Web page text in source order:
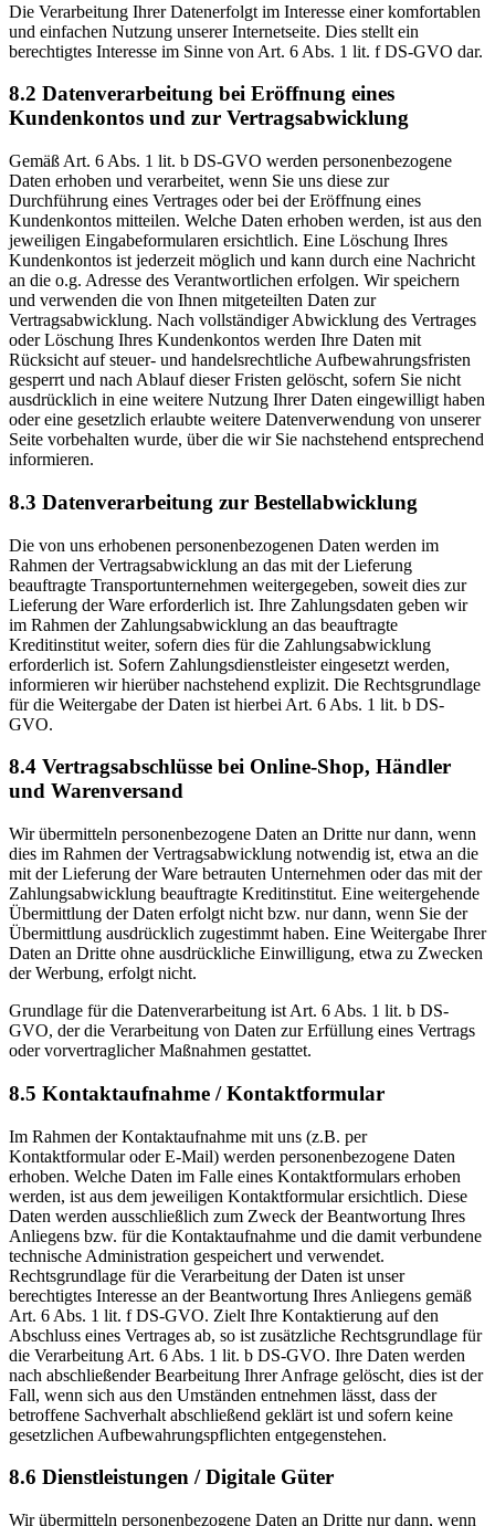
Die Verarbeitung Ihrer Datenerfolgt im Interesse einer komfortablen
und einfachen Nutzung unserer Internetseite. Dies stellt ein
berechtigtes Interesse im Sinne von Art. 6 Abs. 1 lit. f DS-GVO dar.
8.2 Datenverarbeitung bei Eröffnung eines
Kundenkontos und zur Vertragsabwicklung
Gemäß Art. 6 Abs. 1 lit. b DS-GVO werden personenbezogene
Daten erhoben und verarbeitet, wenn Sie uns diese zur
Durchführung eines Vertrages oder bei der Eröffnung eines
Kundenkontos mitteilen. Welche Daten erhoben werden, ist aus den
jeweiligen Eingabeformularen ersichtlich. Eine Löschung Ihres
Kundenkontos ist jederzeit möglich und kann durch eine Nachricht
an die o.g. Adresse des Verantwortlichen erfolgen. Wir speichern
und verwenden die von Ihnen mitgeteilten Daten zur
Vertragsabwicklung. Nach vollständiger Abwicklung des Vertrages
oder Löschung Ihres Kundenkontos werden Ihre Daten mit
Rücksicht auf steuer- und handelsrechtliche Aufbewahrungsfristen
gesperrt und nach Ablauf dieser Fristen gelöscht, sofern Sie nicht
ausdrücklich in eine weitere Nutzung Ihrer Daten eingewilligt haben
oder eine gesetzlich erlaubte weitere Datenverwendung von unserer
Seite vorbehalten wurde, über die wir Sie nachstehend entsprechend
informieren.
8.3 Datenverarbeitung zur Bestellabwicklung
Die von uns erhobenen personenbezogenen Daten werden im
Rahmen der Vertragsabwicklung an das mit der Lieferung
beauftragte Transportunternehmen weitergegeben, soweit dies zur
Lieferung der Ware erforderlich ist. Ihre Zahlungsdaten geben wir
im Rahmen der Zahlungsabwicklung an das beauftragte
Kreditinstitut weiter, sofern dies für die Zahlungsabwicklung
erforderlich ist. Sofern Zahlungsdienstleister eingesetzt werden,
informieren wir hierüber nachstehend explizit. Die Rechtsgrundlage
für die Weitergabe der Daten ist hierbei Art. 6 Abs. 1 lit. b DS-
GVO.
8.4 Vertragsabschlüsse bei Online-Shop, Händler
und Warenversand
Wir übermitteln personenbezogene Daten an Dritte nur dann, wenn
dies im Rahmen der Vertragsabwicklung notwendig ist, etwa an die
mit der Lieferung der Ware betrauten Unternehmen oder das mit der
Zahlungsabwicklung beauftragte Kreditinstitut. Eine weitergehende
Übermittlung der Daten erfolgt nicht bzw. nur dann, wenn Sie der
Übermittlung ausdrücklich zugestimmt haben. Eine Weitergabe Ihrer
Daten an Dritte ohne ausdrückliche Einwilligung, etwa zu Zwecken
der Werbung, erfolgt nicht.
Grundlage für die Datenverarbeitung ist Art. 6 Abs. 1 lit. b DS-
GVO, der die Verarbeitung von Daten zur Erfüllung eines Vertrags
oder vorvertraglicher Maßnahmen gestattet.
8.5 Kontaktaufnahme / Kontaktformular
Im Rahmen der Kontaktaufnahme mit uns (z.B. per
Kontaktformular oder E-Mail) werden personenbezogene Daten
erhoben. Welche Daten im Falle eines Kontaktformulars erhoben
werden, ist aus dem jeweiligen Kontaktformular ersichtlich. Diese
Daten werden ausschließlich zum Zweck der Beantwortung Ihres
Anliegens bzw. für die Kontaktaufnahme und die damit verbundene
technische Administration gespeichert und verwendet.
Rechtsgrundlage für die Verarbeitung der Daten ist unser
berechtigtes Interesse an der Beantwortung Ihres Anliegens gemäß
Art. 6 Abs. 1 lit. f DS-GVO. Zielt Ihre Kontaktierung auf den
Abschluss eines Vertrages ab, so ist zusätzliche Rechtsgrundlage für
die Verarbeitung Art. 6 Abs. 1 lit. b DS-GVO. Ihre Daten werden
nach abschließender Bearbeitung Ihrer Anfrage gelöscht, dies ist der
Fall, wenn sich aus den Umständen entnehmen lässt, dass der
betroffene Sachverhalt abschließend geklärt ist und sofern keine
gesetzlichen Aufbewahrungspflichten entgegenstehen.
8.6 Dienstleistungen / Digitale Güter
Wir übermitteln personenbezogene Daten an Dritte nur dann, wenn